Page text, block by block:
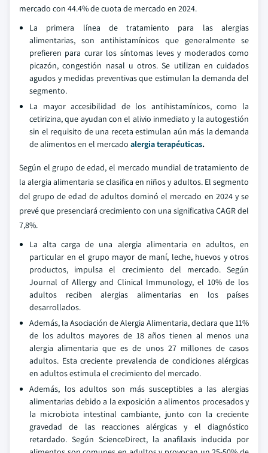
mercado con 44.4% de cuota de mercado en 2024.
La primera línea de tratamiento para las alergias
alimentarias, son antihistamínicos que generalmente se
prefieren para curar los síntomas leves y moderados como
picazón, congestión nasal u otros. Se utilizan en cuidados
agudos y medidas preventivas que estimulan la demanda del
segmento.
La mayor accesibilidad de los antihistamínicos, como la
cetirizina, que ayudan con el alivio inmediato y la autogestión
sin el requisito de una receta estimulan aún más la demanda
de alimentos en el mercado alergiaterapéuticas.
Según el grupo de edad, el mercado mundial de tratamiento de
la alergia alimentaria se clasifica en niños y adultos. El segmento
del grupo de edad de adultos dominó el mercado en 2024 y se
prevé que presenciará crecimiento con una significativa CAGR del
7,8%.
La alta carga de una alergia alimentaria en adultos, en
particular en el grupo mayor de maní, leche, huevos y otros
productos, impulsa el crecimiento del mercado. Según
Journal of Allergy and Clinical Immunology, el 10% de los
adultos reciben alergias alimentarias en los países
desarrollados.
Además, la Asociación de Alergia Alimentaria, declara que 11%
de los adultos mayores de 18 años tienen al menos una
alergia alimentaria que es de unos 27 millones de casos
adultos. Esta creciente prevalencia de condiciones alérgicas
en adultos estimula el crecimiento del mercado.
Además, los adultos son más susceptibles a las alergias
alimentarias debido a la exposición a alimentos procesados y
la microbiota intestinal cambiante, junto con la creciente
gravedad de las reacciones alérgicas y el diagnóstico
retardado. Según ScienceDirect, la anafilaxis inducida por